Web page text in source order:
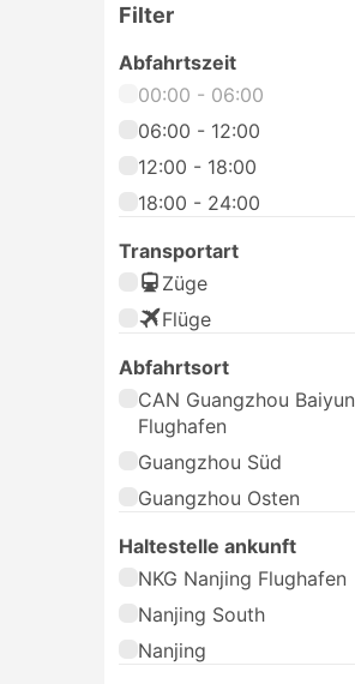
Filter
Abfahrtszeit
00:00 - 06:00
06:00 - 12:00
12:00 - 18:00
18:00 - 24:00
Transportart
Züge
Flüge
Abfahrtsort
CAN Guangzhou Baiyun
Flughafen
Guangzhou Süd
Guangzhou Osten
Haltestelle ankunft
NKG Nanjing Flughafen
Nanjing South
Nanjing